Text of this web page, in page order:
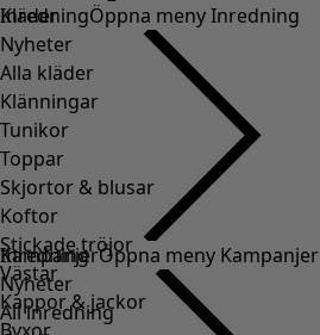
Kläder
Nyheter
Alla kläder
Klänningar
Tunikor
Toppar
Skjortor & blusar
Koftor
Stickade tröjor
Västar
Kappor & jackor
InredningÖppna meny Inredning
Inredning
Nyheter
All inredning
KampanjerÖppna meny Kampanjer